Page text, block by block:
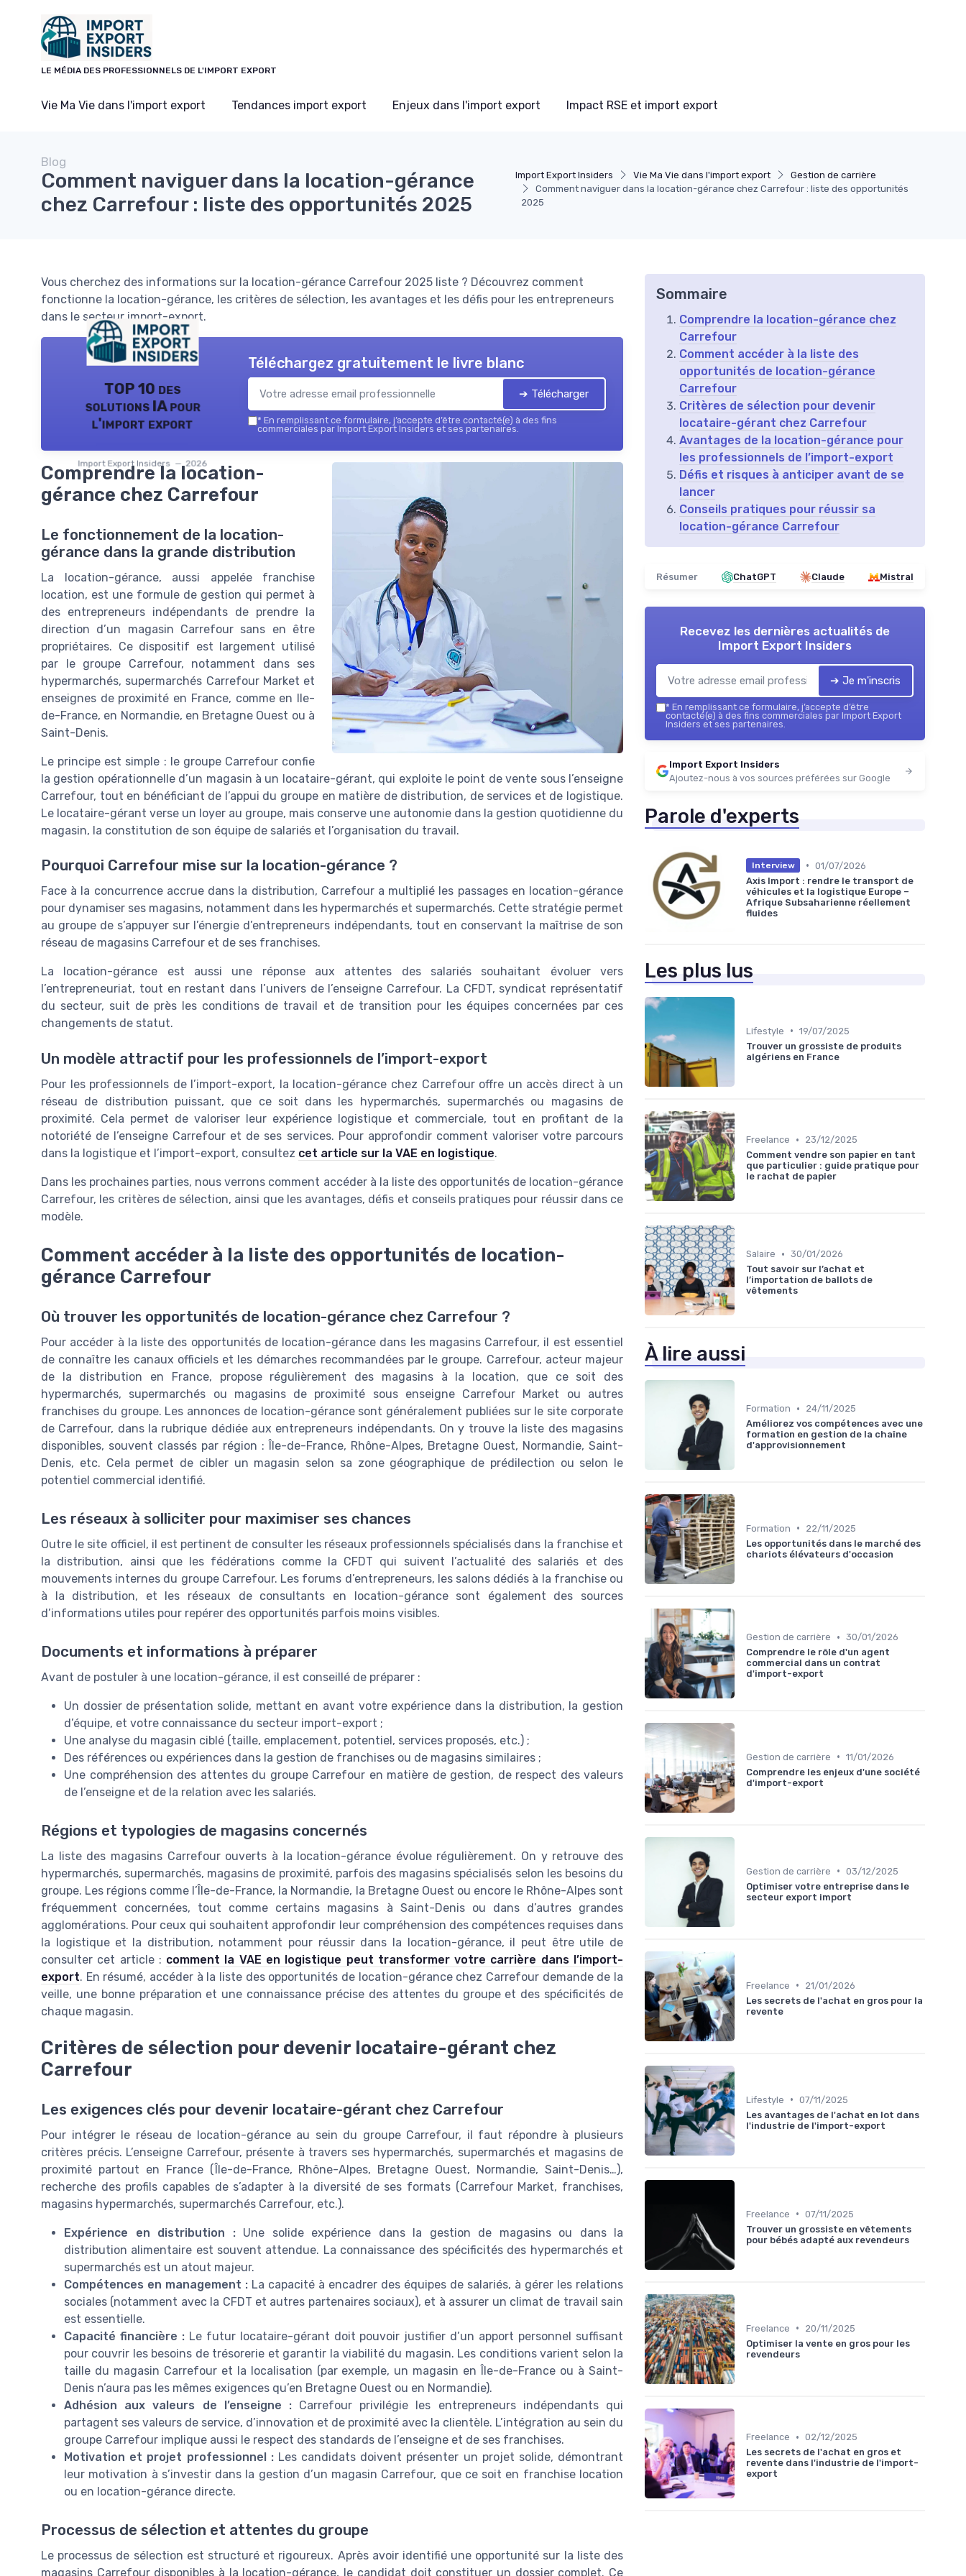
LE MÉDIA DES PROFESSIONNELS DE L'IMPORT EXPORT
Vie Ma Vie dans l'import export Tendances import export Enjeux dans l'import export Impact RSE et import export
Import Export Insiders Vie Ma Vie dans l'import export
Gestion de carrière
Comment naviguer dans la location-gérance chez Carrefour : liste des opportunités
2025
Blog
Comment naviguer dans la location-gérance
chez Carrefour : liste des opportunités 2025
Vous cherchez des informations sur la location-gérance Carrefour 2025 liste ? Découvrez comment
fonctionne la location-gérance, les critères de sélection, les avantages et les défis pour les entrepreneurs
dans le secteur import-export.
TOP 10 des
solutions IA pour
l'import export
Import Export Insiders — 2026
Téléchargez gratuitement le livre blanc
➔ Télécharger
* En remplissant ce formulaire, j’accepte d’être contacté(e) à des fins
commerciales par Import Export Insiders et ses partenaires.
Comprendre la location-
gérance chez Carrefour
Le fonctionnement de la location-
gérance dans la grande distribution
La location-gérance, aussi appelée franchise
location, est une formule de gestion qui permet à
des entrepreneurs indépendants de prendre la
direction d’un magasin Carrefour sans en être
propriétaires. Ce dispositif est largement utilisé
par le groupe Carrefour, notamment dans ses
hypermarchés, supermarchés Carrefour Market et
enseignes de proximité en France, comme en Ile-
de-France, en Normandie, en Bretagne Ouest ou à
Saint-Denis.
Le principe est simple : le groupe Carrefour confie
la gestion opérationnelle d’un magasin à un locataire-gérant, qui exploite le point de vente sous l’enseigne
Carrefour, tout en bénéficiant de l’appui du groupe en matière de distribution, de services et de logistique.
Le locataire-gérant verse un loyer au groupe, mais conserve une autonomie dans la gestion quotidienne du
magasin, la constitution de son équipe de salariés et l’organisation du travail.
Pourquoi Carrefour mise sur la location-gérance ?
Face à la concurrence accrue dans la distribution, Carrefour a multiplié les passages en location-gérance
pour dynamiser ses magasins, notamment dans les hypermarchés et supermarchés. Cette stratégie permet
au groupe de s’appuyer sur l’énergie d’entrepreneurs indépendants, tout en conservant la maîtrise de son
réseau de magasins Carrefour et de ses franchises.
La location-gérance est aussi une réponse aux attentes des salariés souhaitant évoluer vers
l’entrepreneuriat, tout en restant dans l’univers de l’enseigne Carrefour. La CFDT, syndicat représentatif
du secteur, suit de près les conditions de travail et de transition pour les équipes concernées par ces
changements de statut.
Un modèle attractif pour les professionnels de l’import-export
Pour les professionnels de l’import-export, la location-gérance chez Carrefour offre un accès direct à un
réseau de distribution puissant, que ce soit dans les hypermarchés, supermarchés ou magasins de
proximité. Cela permet de valoriser leur expérience logistique et commerciale, tout en profitant de la
notoriété de l’enseigne Carrefour et de ses services. Pour approfondir comment valoriser votre parcours
dans la logistique et l’import-export, consultez cet article sur la VAE en logistique.
Dans les prochaines parties, nous verrons comment accéder à la liste des opportunités de location-gérance
Carrefour, les critères de sélection, ainsi que les avantages, défis et conseils pratiques pour réussir dans ce
modèle.
Comment accéder à la liste des opportunités de location-
gérance Carrefour
Où trouver les opportunités de location-gérance chez Carrefour ?
Pour accéder à la liste des opportunités de location-gérance dans les magasins Carrefour, il est essentiel
de connaître les canaux officiels et les démarches recommandées par le groupe. Carrefour, acteur majeur
de la distribution en France, propose régulièrement des magasins à la location, que ce soit des
hypermarchés, supermarchés ou magasins de proximité sous enseigne Carrefour Market ou autres
franchises du groupe. Les annonces de location-gérance sont généralement publiées sur le site corporate
de Carrefour, dans la rubrique dédiée aux entrepreneurs indépendants. On y trouve la liste des magasins
disponibles, souvent classés par région : Île-de-France, Rhône-Alpes, Bretagne Ouest, Normandie, Saint-
Denis, etc. Cela permet de cibler un magasin selon sa zone géographique de prédilection ou selon le
potentiel commercial identifié.
Les réseaux à solliciter pour maximiser ses chances
Outre le site officiel, il est pertinent de consulter les réseaux professionnels spécialisés dans la franchise et
la distribution, ainsi que les fédérations comme la CFDT qui suivent l’actualité des salariés et des
mouvements internes du groupe Carrefour. Les forums d’entrepreneurs, les salons dédiés à la franchise ou
à la distribution, et les réseaux de consultants en location-gérance sont également des sources
d’informations utiles pour repérer des opportunités parfois moins visibles.
Documents et informations à préparer
Avant de postuler à une location-gérance, il est conseillé de préparer :
Un dossier de présentation solide, mettant en avant votre expérience dans la distribution, la gestion
d’équipe, et votre connaissance du secteur import-export ;
Une analyse du magasin ciblé (taille, emplacement, potentiel, services proposés, etc.) ;
Des références ou expériences dans la gestion de franchises ou de magasins similaires ;
Une compréhension des attentes du groupe Carrefour en matière de gestion, de respect des valeurs
de l’enseigne et de la relation avec les salariés.
Régions et typologies de magasins concernés
La liste des magasins Carrefour ouverts à la location-gérance évolue régulièrement. On y retrouve des
hypermarchés, supermarchés, magasins de proximité, parfois des magasins spécialisés selon les besoins du
groupe. Les régions comme l’Île-de-France, la Normandie, la Bretagne Ouest ou encore le Rhône-Alpes sont
fréquemment concernées, tout comme certains magasins à Saint-Denis ou dans d’autres grandes
agglomérations. Pour ceux qui souhaitent approfondir leur compréhension des compétences requises dans
la logistique et la distribution, notamment pour réussir dans la location-gérance, il peut être utile de
consulter cet article : comment la VAE en logistique peut transformer votre carrière dans l’import-
export. En résumé, accéder à la liste des opportunités de location-gérance chez Carrefour demande de la
veille, une bonne préparation et une connaissance précise des attentes du groupe et des spécificités de
chaque magasin.
Critères de sélection pour devenir locataire-gérant chez
Carrefour
Les exigences clés pour devenir locataire-gérant chez Carrefour
Pour intégrer le réseau de location-gérance au sein du groupe Carrefour, il faut répondre à plusieurs
critères précis. L’enseigne Carrefour, présente à travers ses hypermarchés, supermarchés et magasins de
proximité partout en France (Île-de-France, Rhône-Alpes, Bretagne Ouest, Normandie, Saint-Denis…),
recherche des profils capables de s’adapter à la diversité de ses formats (Carrefour Market, franchises,
magasins hypermarchés, supermarchés Carrefour, etc.).
Expérience en distribution :Une solide expérience dans la gestion de magasins ou dans la
distribution alimentaire est souvent attendue. La connaissance des spécificités des hypermarchés et
supermarchés est un atout majeur.
Compétences en management : La capacité à encadrer des équipes de salariés, à gérer les relations
sociales (notamment avec la CFDT et autres partenaires sociaux), et à assurer un climat de travail sain
est essentielle.
Capacité financière :Le futur locataire-gérant doit pouvoir justifier d’un apport personnel suffisant
pour couvrir les besoins de trésorerie et garantir la viabilité du magasin. Les conditions varient selon la
taille du magasin Carrefour et la localisation (par exemple, un magasin en Île-de-France ou à Saint-
Denis n’aura pas les mêmes exigences qu’en Bretagne Ouest ou en Normandie).
Adhésion aux valeurs de l’enseigne :Carrefour privilégie les entrepreneurs indépendants qui
partagent ses valeurs de service, d’innovation et de proximité avec la clientèle. L’intégration au sein du
groupe Carrefour implique aussi le respect des standards de l’enseigne et de ses franchises.
Motivation et projet professionnel :Les candidats doivent présenter un projet solide, démontrant
leur motivation à s’investir dans la gestion d’un magasin Carrefour, que ce soit en franchise location
ou en location-gérance directe.
Processus de sélection et attentes du groupe
Le processus de sélection est structuré et rigoureux. Après avoir identifié une opportunité sur la liste des
magasins Carrefour disponibles à la location-gérance, le candidat doit constituer un dossier complet. Ce
Sommaire
Comprendre la location-gérance chez
Carrefour
Comment accéder à la liste des
opportunités de location-gérance
Carrefour
Critères de sélection pour devenir
locataire-gérant chez Carrefour
Avantages de la location-gérance pour
les professionnels de l’import-export
Défis et risques à anticiper avant de se
lancer
Conseils pratiques pour réussir sa
location-gérance Carrefour
Résumer ChatGPT Claude Mistral
Recevez les dernières actualités de
Import Export Insiders
➔ Je m'inscris
* En remplissant ce formulaire, j’accepte d’être
contacté(e) à des fins commerciales par Import Export
Insiders et ses partenaires.
Import Export Insiders
Ajoutez-nous à vos sources préférées sur Google
Parole d'experts
Interview • 01/07/2026
Axis Import : rendre le transport de
véhicules et la logistique Europe –
Afrique Subsaharienne réellement
fluides
Les plus lus
Lifestyle • 19/07/2025
Trouver un grossiste de produits
algériens en France
Freelance •
23/12/2025
Comment vendre son papier en tant
que particulier : guide pratique pour
le rachat de papier
Salaire • 30/01/2026
Tout savoir sur l’achat et
l’importation de ballots de
vêtements
À lire aussi
Formation •
24/11/2025
Améliorez vos compétences avec une
formation en gestion de la chaîne
d'approvisionnement
Formation •
22/11/2025
Les opportunités dans le marché des
chariots élévateurs d'occasion
Gestion de carrière • 30/01/2026
Comprendre le rôle d'un agent
commercial dans un contrat
d'import-export
Gestion de carrière • 11/01/2026
Comprendre les enjeux d'une société
d'import-export
Gestion de carrière • 03/12/2025
Optimiser votre entreprise dans le
secteur export import
Freelance •
21/01/2026
Les secrets de l'achat en gros pour la
revente
Lifestyle • 07/11/2025
Les avantages de l'achat en lot dans
l'industrie de l'import-export
Freelance • 07/11/2025
Trouver un grossiste en vêtements
pour bébés adapté aux revendeurs
Freelance •
20/11/2025
Optimiser la vente en gros pour les
revendeurs
Freelance • 02/12/2025
Les secrets de l'achat en gros et
revente dans l'industrie de l'import-
export